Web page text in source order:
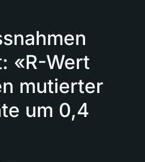
«R-Wert
mutierter
um 0,4